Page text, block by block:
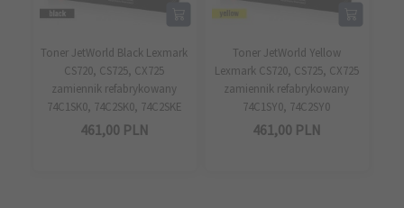
Toner JetWorld Black Lexmark
CS720, CS725, CX725
zamiennik refabrykowany
74C1SK0, 74C2SK0, 74C2SKE
461,00 PLN
Toner JetWorld Yellow
Lexmark CS720, CS725, CX725
zamiennik refabrykowany
74C1SY0, 74C2SY0
461,00 PLN